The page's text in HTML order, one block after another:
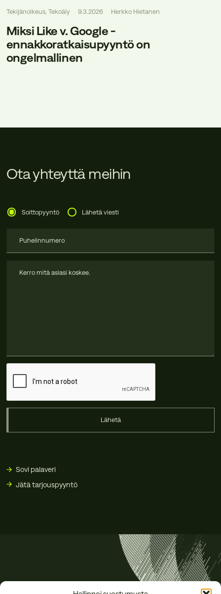
Miksi Like v. Google -
ennakkoratkaisupyyntö on
ongelmallinen
Tekijänoikeus, Tekoäly 9.3.2026 Herkko Hietanen
Ota yhteyttä meihin
Soittopyyntö Lähetä viesti
Lähetä
Sovi palaveri
Jätä tarjouspyyntö